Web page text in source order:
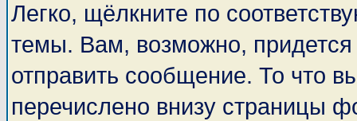
Легко, щёлкните по
темы. Вам, возможно, придется
отправить сообщение. То что
перечислено внизу страницы